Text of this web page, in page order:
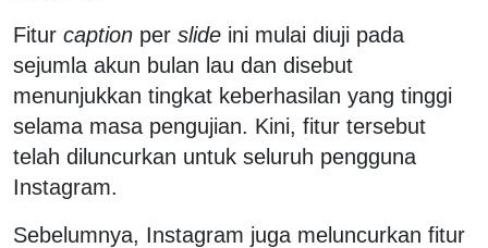
Fitur caption per slide ini mulai diuji pada
sejumla akun bulan lau dan disebut
menunjukkan tingkat keberhasilan yang tinggi
selama masa pengujian. Kini, fitur tersebut
telah diluncurkan untuk seluruh pengguna
Instagram.
Sebelumnya, Instagram juga meluncurkan fitur